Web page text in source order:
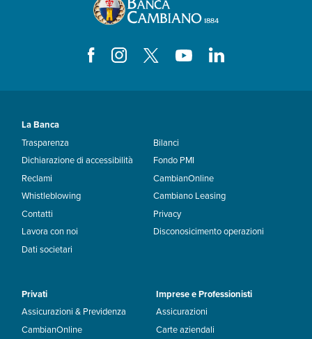
La Banca
Trasparenza
Dichiarazione di accessibilità
Reclami
Whistleblowing
Contatti
Lavora con noi
Dati societari
Bilanci
Fondo PMI
CambianOnline
Cambiano Leasing
Privacy
Disconosicimento operazioni
Privati
Assicurazioni & Previdenza
CambianOnline
Imprese e Professionisti
Assicurazioni
Carte aziendali